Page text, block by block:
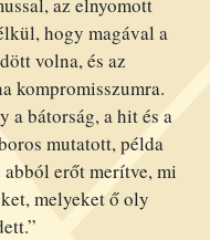
hogy magával a
volna, és az
kompromisszumra.
a bátorság, a hit és a
mutatott, példa
erőt merítve, mi
melyeket ő oly